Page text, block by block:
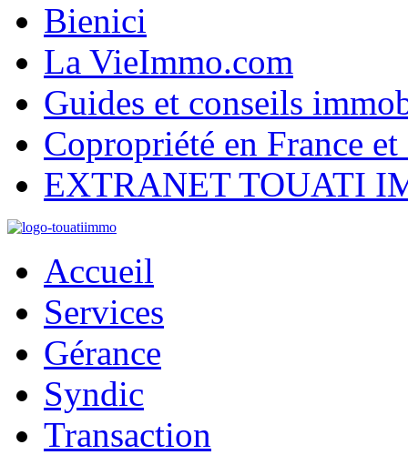
Bienici
La VieImmo.com
Guides et conseils
Copropriété en France
EXTRANET TOUATI
Accueil
Services
Gérance
Syndic
Transaction